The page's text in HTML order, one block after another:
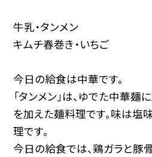
牛乳・タンメン
キムチ春巻き・いちご
今日の給食は中華です。
「タンメン」は、ゆでた中華麺
を加えた麺料理です。味は塩
理です。
今日の給食では、鶏ガラと豚